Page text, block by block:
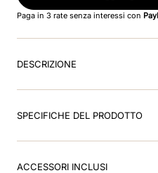
8.black
9.kep nero
10.kep cromo
Paga in 3 rate senza interessi con
DESCRIZIONE
SPECIFICHE DEL PRODOTTO
ACCESSORI INCLUSI